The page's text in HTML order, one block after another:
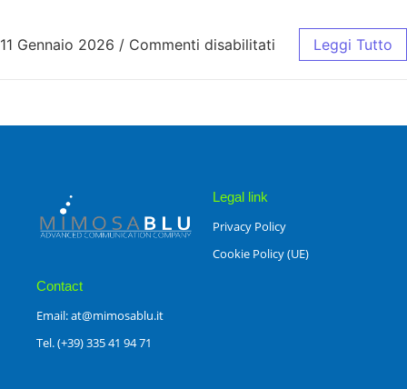
11 Gennaio 2026 / Commenti disabilitati Leggi Tutto
Legal link
Privacy Policy
Cookie Policy (UE)
Contact
Email: at@mimosablu.it
Tel. (+39) 335 41 94 71